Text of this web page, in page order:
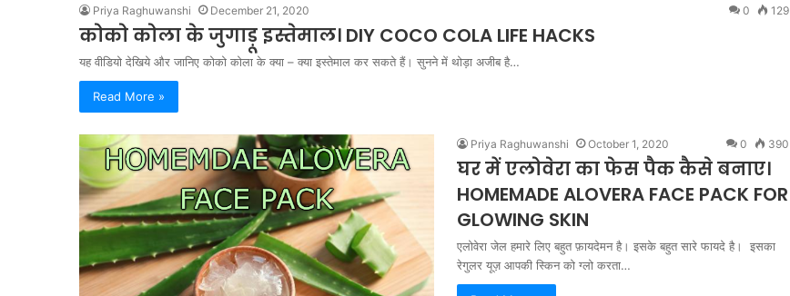
Priya Raghuwanshi December 21, 2020 0 129
कोको कोला के जुगाड़ू इस्तेमाल। DIY COCO COLA LIFE HACKS
यह वीडियो देखिये और जानिए कोको कोला के क्या – क्या इस्तेमाल कर सकते हैं। सुनने में थोड़ा अजीब है…
Read More »
Priya Raghuwanshi October 1, 2020 0 390
घर में एलोवेरा का फेस पैक कैसे बनाए।
HOMEMADE ALOVERA FACE PACK FOR
GLOWING SKIN
एलोवेरा जेल हमारे लिए बहुत फ़ायदेमन है। इसके बहुत सारे फायदे है। इसका
रेगुलर यूज़ आपकी स्किन को ग्लो करता…